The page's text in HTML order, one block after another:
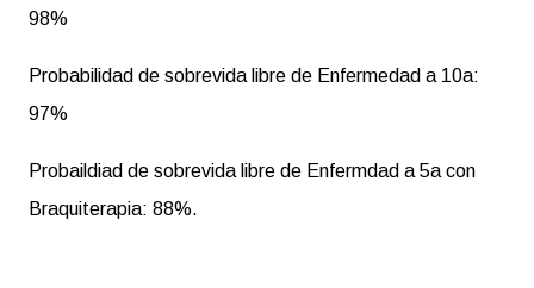
98%
Probabilidad de sobrevida libre de Enfermedad a 10a:
97%
Probaildiad de sobrevida libre de Enfermdad a 5a con
Braquiterapia: 88%.